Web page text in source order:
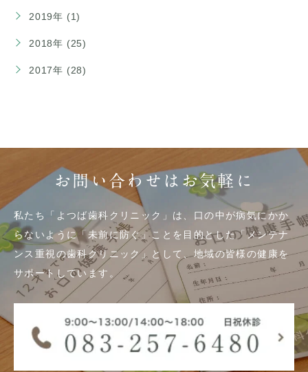
2019年 (1)
2018年 (25)
2017年 (28)
お問い合わせはお気軽に
私たち「よつば歯科クリニック」は、口の中が病気にかか
らないように「未前に防ぐ」ことを目的とした「メンテナ
ンス重視の歯科クリニック」として、地域の皆様の健康を
サポートしています。